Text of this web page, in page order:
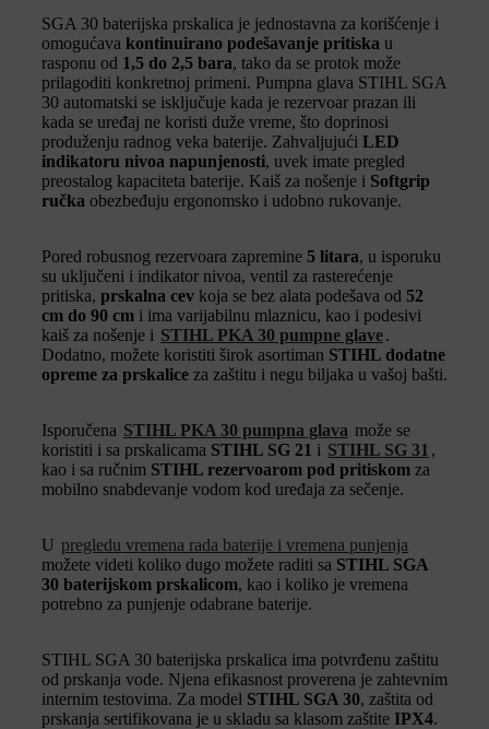
SGA 30 baterijska prskalica je jednostavna za korišćenje i
omogućava kontinuirano podešavanje pritiska u
rasponu od 1,5 do 2,5 bara, tako da se protok može
prilagoditi konkretnoj primeni. Pumpna glava STIHL SGA
30 automatski se isključuje kada je rezervoar prazan ili
kada se uređaj ne koristi duže vreme, što doprinosi
produženju radnog veka baterije. Zahvaljujući LED
indikatoru nivoa napunjenosti, uvek imate pregled
preostalog kapaciteta baterije. Kaiš za nošenje i Softgrip
ručka obezbeđuju ergonomsko i udobno rukovanje.
Pored robusnog rezervoara zapremine 5 litara, u isporuku
su uključeni i indikator nivoa, ventil za rasterećenje
pritiska, prskalna cev koja se bez alata podešava od 52
cm do 90 cm i ima varijabilnu mlaznicu, kao i podesivi
kaiš za nošenje i STIHL PKA 30 pumpne glave.
Dodatno, možete koristiti širok asortiman STIHL dodatne
opreme za prskalice za zaštitu i negu biljaka u vašoj bašti.
Isporučena STIHL PKA 30 pumpna glava može se
koristiti i sa prskalicama STIHL SG 21 i STIHL SG 31 ,
kao i sa ručnim STIHL rezervoarom pod pritiskom za
mobilno snabdevanje vodom kod uređaja za sečenje.
U pregledu vremena rada baterije i vremena punjenja
možete videti koliko dugo možete raditi sa STIHL SGA
30 baterijskom prskalicom, kao i koliko je vremena
potrebno za punjenje odabrane baterije.
STIHL SGA 30 baterijska prskalica ima potvrđenu zaštitu
od prskanja vode. Njena efikasnost proverena je zahtevnim
internim testovima. Za model STIHL SGA 30, zaštita od
prskanja sertifikovana je u skladu sa klasom zaštite IPX4.